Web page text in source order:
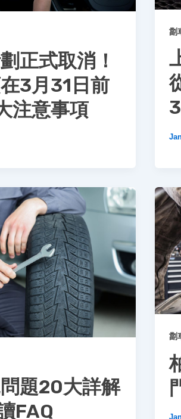
正式取消！
3月31日前
注意事項
劏
題20大詳解
FAQ
劏